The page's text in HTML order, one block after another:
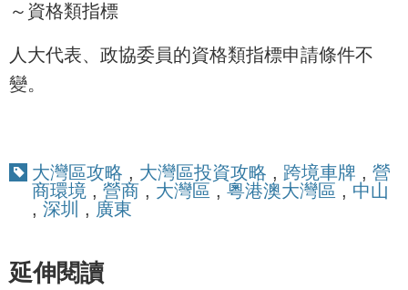
～資格類指標
人大代表、政協委員的資格類指標申請條件不
變。
大灣區攻略 , 大灣區投資攻略 , 跨境車牌 , 營
商環境 , 營商 , 大灣區 , 粵港澳大灣區 , 中山
, 深圳 , 廣東
延伸閱讀